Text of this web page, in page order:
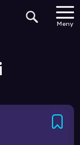
Meny